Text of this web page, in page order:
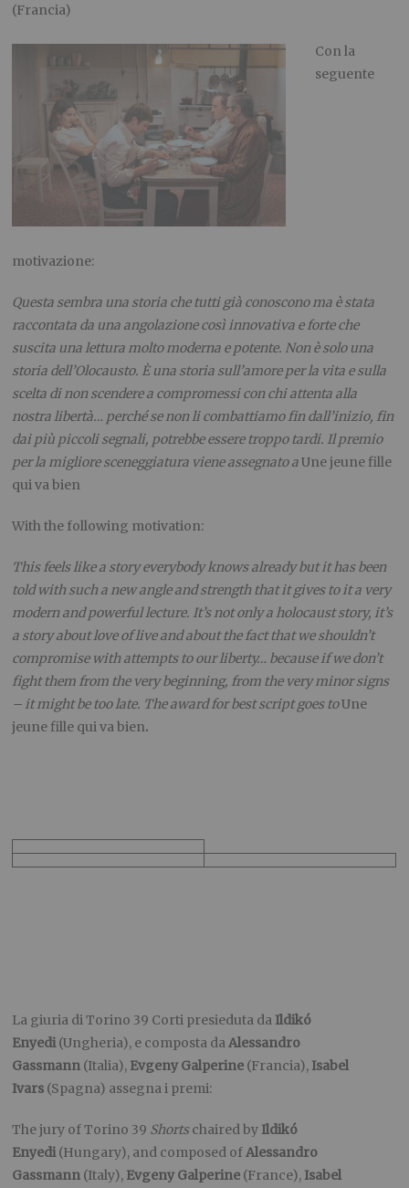
(Francia)
Con la
seguente
motivazione:
Questa sembra una storia che tutti già conoscono ma è stata
raccontata da una angolazione così innovativa e forte che
suscita una lettura molto moderna e potente. Non è solo una
storia dell’Olocausto. È una storia sull’amore per la vita e sulla
scelta di non scendere a compromessi con chi attenta alla
nostra libertà… perché se non li combattiamo fin dall’inizio, fin
dai più piccoli segnali, potrebbe essere troppo tardi. Il premio
per la migliore sceneggiatura viene assegnato aUne jeune fille
qui va bien
With the following motivation:
This feels like a story everybody knows already but it has been
told with such a new angle and strength that it gives to it a very
modern and powerful lecture. It’s not only a holocaust story, it’s
a story about love of live and about the fact that we shouldn’t
compromise with attempts to our liberty… because if we don’t
fight them from the very beginning, from the very minor signs
– it might be too late. The award for best script goes toUne
jeune fille qui va bien.
La giuria di Torino 39 Corti presieduta da Ildikó
Enyedi(Ungheria), e composta daAlessandro
Gassmann (Italia), Evgeny Galperine (Francia), Isabel
Ivars (Spagna) assegna i premi:
The jury of Torino 39 Shortschaired by Ildikó
Enyedi(Hungary), and composed ofAlessandro
Gassmann (Italy), Evgeny Galperine (France), Isabel